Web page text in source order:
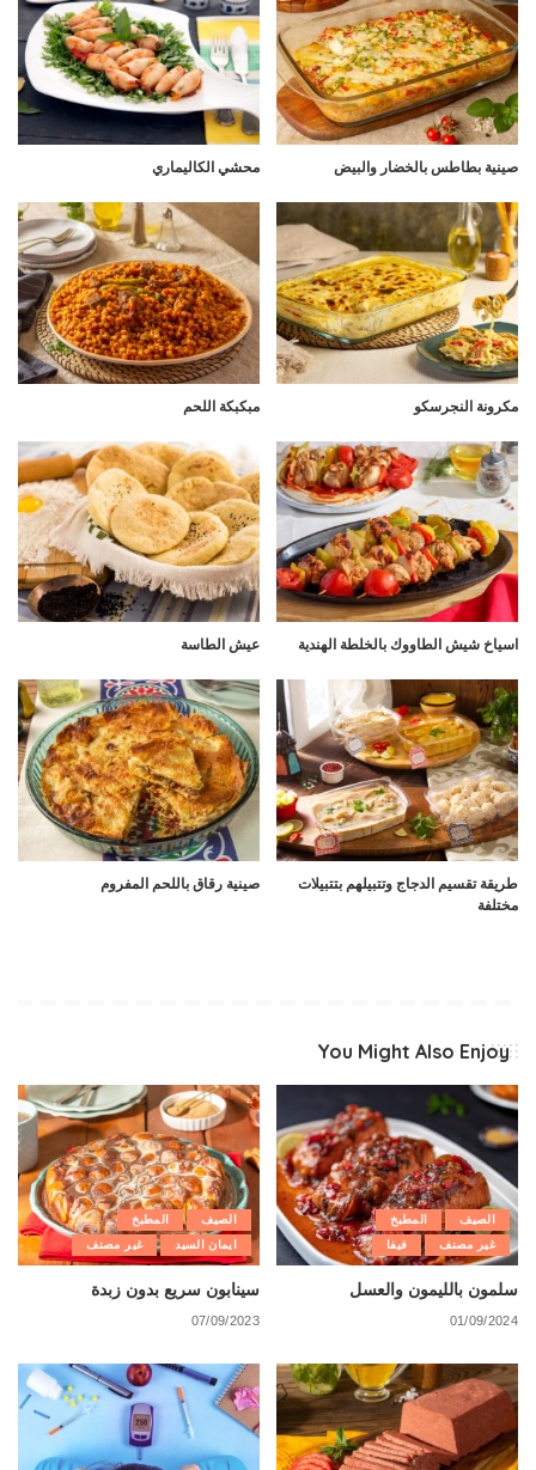
صينية بطاطس بالخضار والبيض محشي الكاليماري
مكرونة النجرسكو مبكبكة اللحم
اسياخ شيش الطاووك بالخلطة الهندية عيش الطاسة
طريقة تقسيم الدجاج وتتبيلهم بتتبيلات
مختلفة
صينية رقاق باللحم المفروم
You Might Also Enjoy
الصيف
المطبخ
غير مصنف
فيفا
سلمون بالليمون والعسل
01/09/2024
الصيف
المطبخ
ايمان السيد
غير مصنف
سينابون سريع بدون زبدة
07/09/2023